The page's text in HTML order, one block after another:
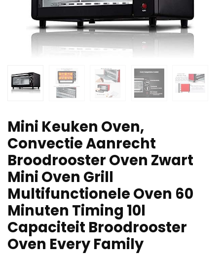
Mini Keuken Oven,
Convectie Aanrecht
Broodrooster Oven Zwart
Mini Oven Grill
Multifunctionele Oven 60
Minuten Timing 10l
Capaciteit Broodrooster
Oven Every Family